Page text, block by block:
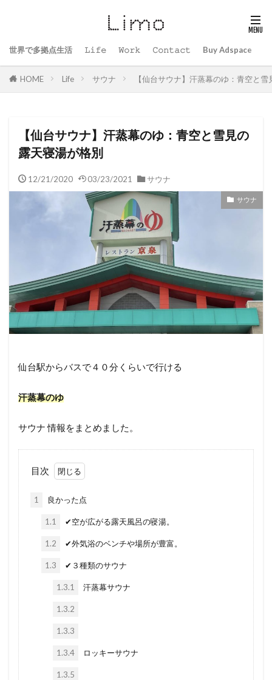
世界で多拠点生活 𝙻𝚒𝚏𝚎 𝚆𝚘𝚛𝚔 𝙲𝚘𝚗𝚝𝚊𝚌𝚝 Buy Adspace
HOME Life サウナ 【仙台サウナ】汗蒸幕のゆ：青空と
【仙台サウナ】汗蒸幕のゆ：青空と雪見の
露天寝湯が格別
12/21/2020 03/23/2021 サウナ
サウナ
仙台駅からバスで４０分くらいで行ける
汗蒸幕のゆ
サウナ 情報をまとめました。
目次
1 良かった点
1.1 ✔︎空が広がる露天風呂の寝湯。
1.2 ✔︎外気浴のベンチや場所が豊富。
1.3 ✔︎３種類のサウナ
1.3.1 汗蒸幕サウナ
1.3.2
1.3.3
1.3.4 ロッキーサウナ
1.3.5